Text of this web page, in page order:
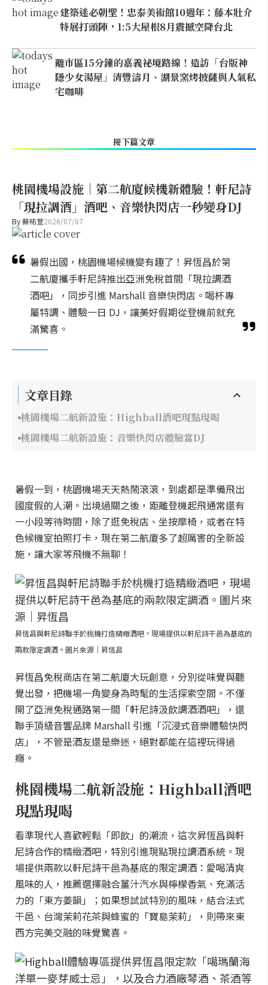
建築迷必朝聖！忠泰美術館10週年：藤本壯介
特展打頭陣，1:5大屋根8月震撼空降台北
離市區15分鐘的嘉義祕境路線！造訪「台版神
隱少女湯屋」清豐濤月、湖景窯烤披薩與人氣私
宅咖啡
接下篇文章
桃園機場設施｜第二航廈候機新體驗！軒尼詩
「現拉調酒」酒吧、音樂快閃店一秒變身DJ
By蘇祐萱2026/07/07
暑假出國，桃園機場候機變有趣了！昇恆昌於第
二航廈攜手軒尼詩推出亞洲免稅首間「現拉調酒
酒吧」，同步引進 Marshall 音樂快閃店。喝杯專
屬特調、體驗一日 DJ，讓美好假期從登機前就充
滿驚喜。
文章目錄
桃園機場二航新設施：Highball酒吧現點現喝
桃園機場二航新設施：音樂快閃店體驗當DJ
暑假一到，桃園機場天天熱鬧滾滾，到處都是準備飛出
國度假的人潮。出境過關之後，距離登機起飛通常還有
一小段等待時間，除了逛免稅店、坐按摩椅，或者在特
色候機室拍照打卡，現在第二航廈多了超厲害的全新設
施，讓大家等飛機不無聊！
昇恆昌與軒尼詩聯手於桃機打造精緻酒吧，現場提供以軒尼詩干邑為基底的
兩款限定調酒。圖片來源｜昇恆昌
昇恆昌免稅商店在第二航廈大玩創意，分別從味覺與聽
覺出發，把機場一角變身為時髦的生活探索空間。不僅
開了亞洲免稅通路第一間「軒尼詩汲飲調酒酒吧」，還
聯手頂級音響品牌 Marshall 引進「沉浸式音樂體驗快閃
店」，不管是酒友還是樂迷，絕對都能在這裡玩得過
癮。
桃園機場二航新設施：Highball酒吧
現點現喝
看準現代人喜歡輕鬆「即飲」的潮流，這次昇恆昌與軒
尼詩合作的精緻酒吧，特別引進現點現拉調酒系統。現
場提供兩款以軒尼詩干邑為基底的限定調酒：愛喝清爽
風味的人，推薦選擇融合薑汁汽水與檸檬香氣、充滿活
力的「東方姜韻」；如果想試試特別的風味，結合法式
干邑、台灣茉莉花茶與蜂蜜的「寶島茉莉」，則帶來東
西方完美交融的味覺驚喜。